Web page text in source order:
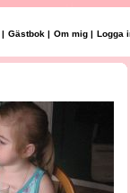
| Gästbok | Om mig | Logga